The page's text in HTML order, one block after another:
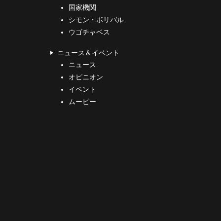
国家機関
シモン・ボリバル
ウゴチャベス
ニュース＆イベント
ニュース
オピニオン
イベント
ムービー